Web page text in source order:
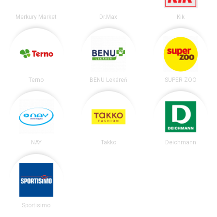
Merkury Market Dr.Max Kik
Terno BENU Lekáreň SUPER ZOO
NAY Takko Deichmann
Sportisimo